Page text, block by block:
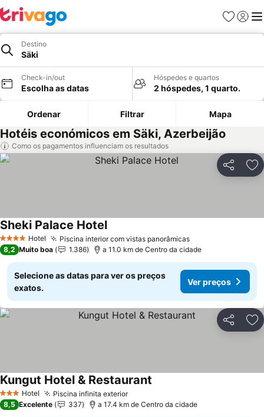
Favoritos
Iniciar
Destino
Säki
Check-in/out
Escolha as datas
Hóspedes e quartos
2 hóspedes, 1 quarto.
Ordenar Filtrar Mapa
Hotéis económicos em Säki, Azerbeijão
Como os pagamentos influenciam os resultados
Partilhar
4 EstrelasHotel Piscina interior com vistas panorâmicas
Sheki Palace Hotel
8,2 Muito boa 1.386 a 11.0 km de Centro da cidade
Selecione as datas para ver os preços
exatos.
Ver preços
Partilhar
3 EstrelasHotel Piscina infinita exterior
Kungut Hotel & Restaurant
8,5 Excelente 337 a 17.4 km de Centro da cidade